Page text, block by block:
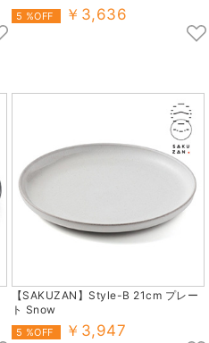
5 %OFF ￥3,636
【SAKUZAN】Style-B 21cm プレー
ト Snow
5 %OFF ￥3,947